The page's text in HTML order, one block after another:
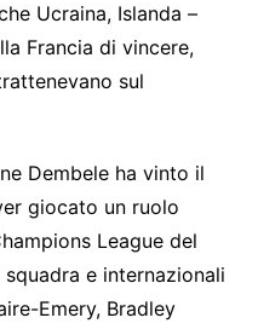
Ucraina, Islanda –
Francia di vincere,
sul
Dembele ha vinto il
giocato un ruolo
League del
e internazionali
Emery, Bradley